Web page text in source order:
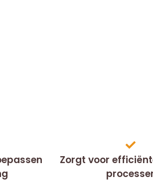
Zorgt voor